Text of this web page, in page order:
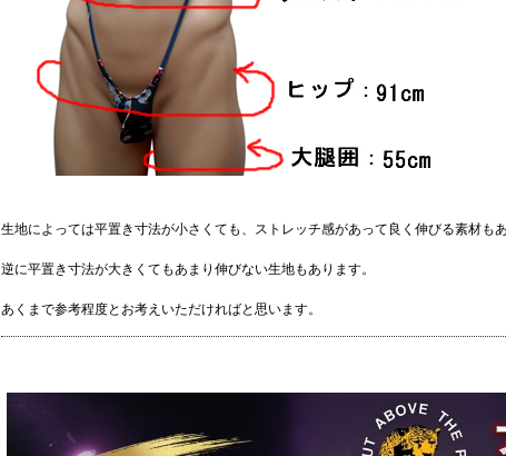
生地によっては平置き寸法が小さくても、ストレッチ感があって良く伸びる素材もあ
逆に平置き寸法が大きくてもあまり伸びない生地もあります。
あくまで参考程度とお考えいただければと思います。